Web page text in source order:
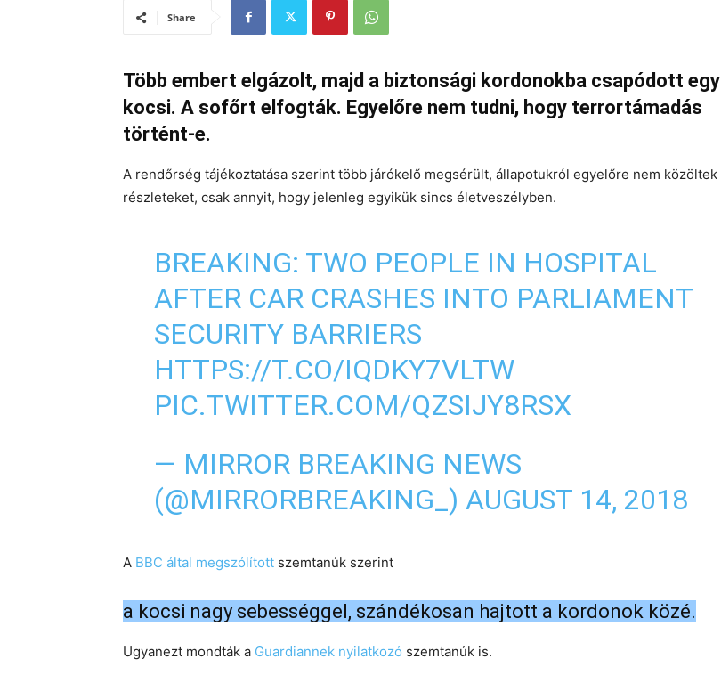
Share
Több embert elgázolt, majd a biztonsági kordonokba csapódott egy
kocsi. A sofőrt elfogták. Egyelőre nem tudni, hogy terrortámadás
történt-e.
A rendőrség tájékoztatása szerint több járókelő megsérült, állapotukról egyelőre nem közöltek
részleteket, csak annyit, hogy jelenleg egyikük sincs életveszélyben.
BREAKING: TWO PEOPLE IN HOSPITAL
AFTER CAR CRASHES INTO PARLIAMENT
SECURITY BARRIERS
HTTPS://T.CO/IQDKY7VLTW
PIC.TWITTER.COM/QZSIJY8RSX
— MIRROR BREAKING NEWS
(@MIRRORBREAKING_) AUGUST 14, 2018
A BBC által megszólított szemtanúk szerint
a kocsi nagy sebességgel, szándékosan hajtott a kordonok közé.
Ugyanezt mondták a Guardiannek nyilatkozó szemtanúk is.